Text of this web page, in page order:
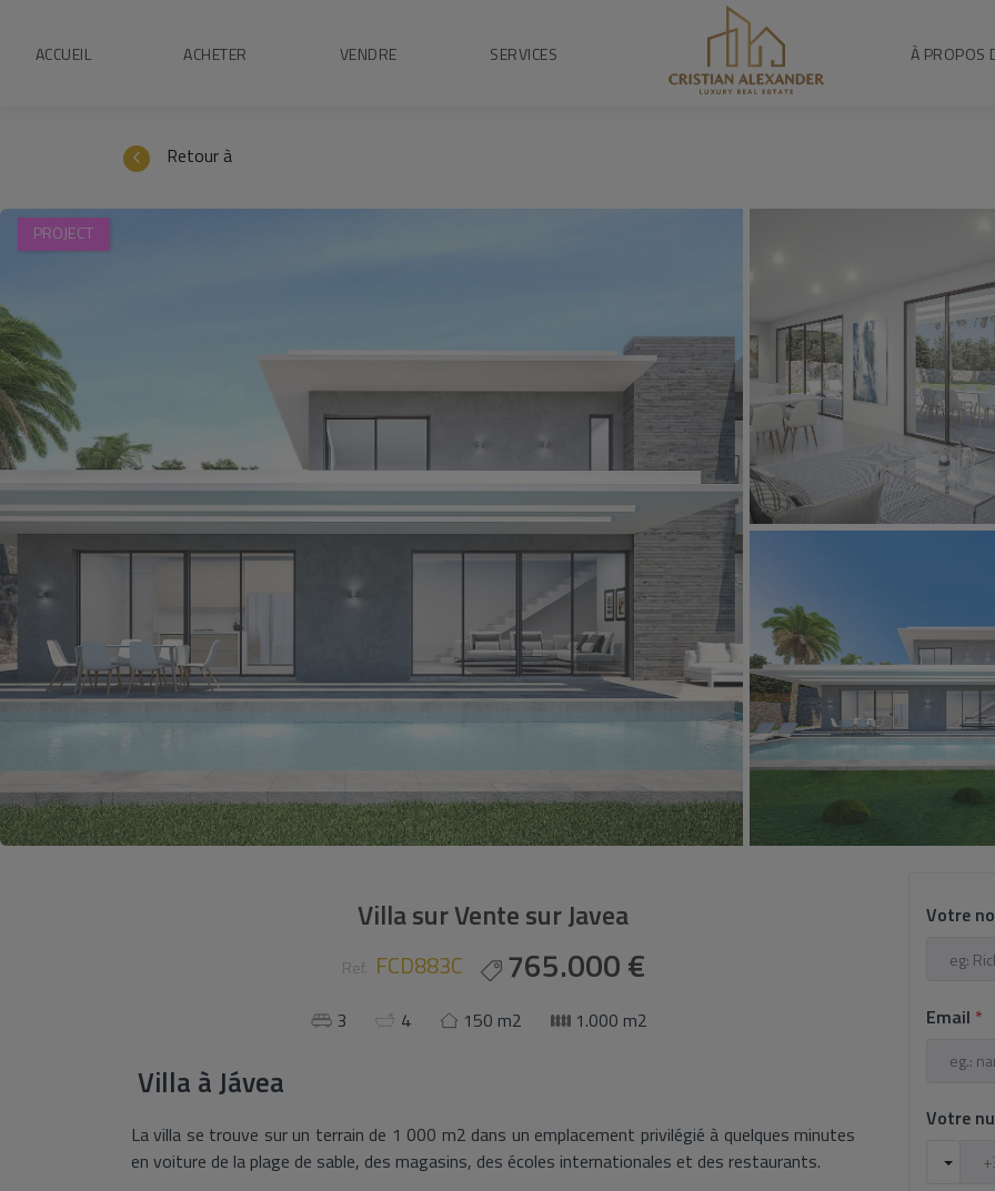
ACCUEIL ACHETER VENDRE SERVICES À PROPOS
Retour à
PROJECT
Villa sur Vente sur Javea
Ref. FCD883C 765.000 €
150 m2 1.000 m2
3 4
Villa àJávea
La villa se trouve sur un terrain de 1 000 m2 dans un emplacement privilégié à quelques minutes
en voiture de la plage de sable, des magasins, des écoles internationales et des restaurants.
Votre
Email *
Votre